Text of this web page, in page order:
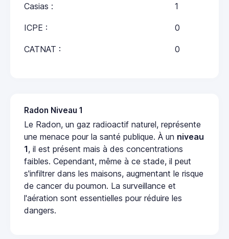
Casias : 1
ICPE : 0
CATNAT : 0
Radon Niveau 1
Le Radon, un gaz radioactif naturel, représente
une menace pour la santé publique. À un niveau
1, il est présent mais à des concentrations
faibles. Cependant, même à ce stade, il peut
s'infiltrer dans les maisons, augmentant le risque
de cancer du poumon. La surveillance et
l'aération sont essentielles pour réduire les
dangers.